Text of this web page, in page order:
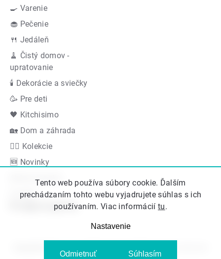
Tento web používa súbory cookie. Ďalším
prechádzaním tohto webu vyjadrujete súhlas s ich
používaním. Viac informácií tu.
Nastavenie
Odmietnuť Súhlasím
🍳 Varenie
🧁 Pečenie
🍴 Jedáleň
🧹 Čistý domov -
upratovanie
🕯 Dekorácie a sviečky
🥳 Pre deti
🖤 Kitchisimo
🏡 Dom a záhrada
👍🏻 Kolekcie
🆕 Novinky
Akčná ponuka
Značky
Podporujeme